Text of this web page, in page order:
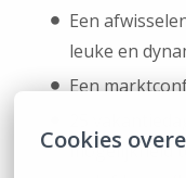
Cookies
Een
leuke en
Een
25
mogelijkheid